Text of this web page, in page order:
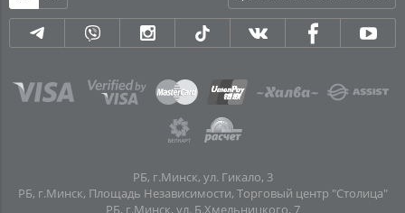
РБ, г.Минск, ул. Гикало, 3
РБ, г.Минск, Площадь Независимости, Торговый центр "Столица"
РБ, г.Минск, ул. Б.Хмельницкого, 7